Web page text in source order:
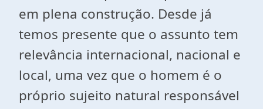
em plena construção. Desde já
temos presente que o assunto tem
relevância internacional, nacional e
local, uma vez que o homem é o
próprio sujeito natural responsável